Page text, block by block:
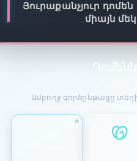
Յուրաքանչյուր
միայն
Ամբողջ գործընթացը